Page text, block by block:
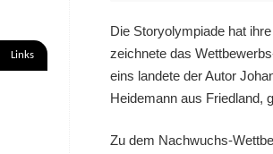
Die Storyolympiade hat
zeichnete das
eins landete der Autor
Heidemann aus Friedland,
Zu dem Nachwuchs-
Links